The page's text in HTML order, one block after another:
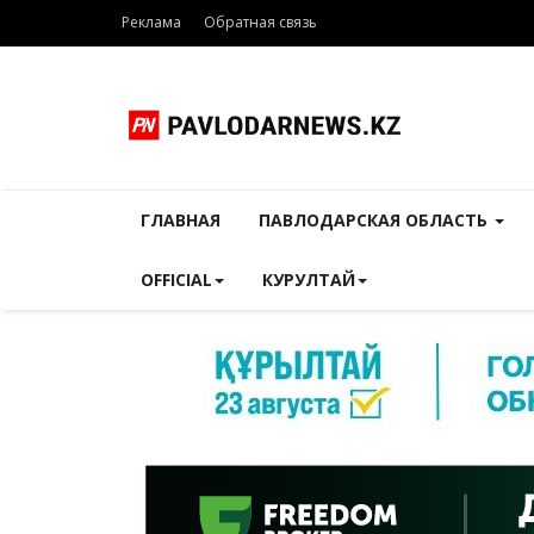
Реклама Обратная связь
ГЛАВНАЯ ПАВЛОДАРСКАЯ ОБЛАСТЬ
OFFICIAL КУРУЛТАЙ